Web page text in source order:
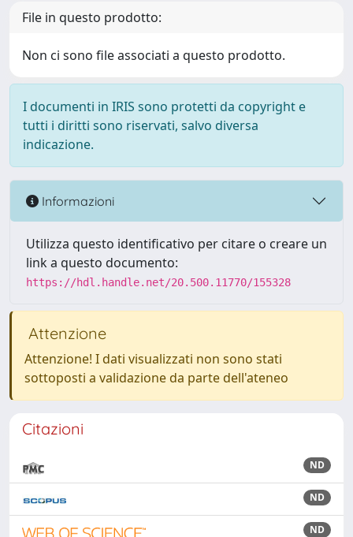
File in questo prodotto:
Non ci sono file associati a questo prodotto.
I documenti in IRIS sono protetti da copyright e
tutti i diritti sono riservati, salvo diversa
indicazione.
Informazioni
Utilizza questo identificativo per citare o creare un
link a questo documento:
https://hdl.handle.net/20.500.11770/155328
Attenzione
Attenzione! I dati visualizzati non sono stati
sottoposti a validazione da parte dell'ateneo
Citazioni
ND
ND
ND